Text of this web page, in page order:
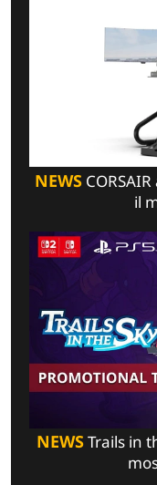
NEWS
il
NEWSTrails in